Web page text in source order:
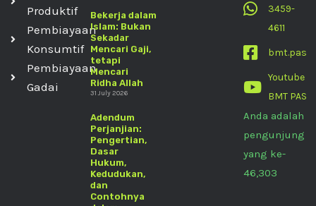
Produktif
Pembiayaan
Konsumtif
Pembiayaan
Gadai
Bekerja dalam
Islam: Bukan
Sekadar
Mencari Gaji,
tetapi
Mencari
Ridha Allah
31 July 2026
Adendum
Perjanjian:
Pengertian,
Dasar
Hukum,
Kedudukan,
dan
Contohnya
3459-
4611
bmt.pas
Youtube
BMT PAS
Anda adalah
pengunjung
yang ke-
46,303